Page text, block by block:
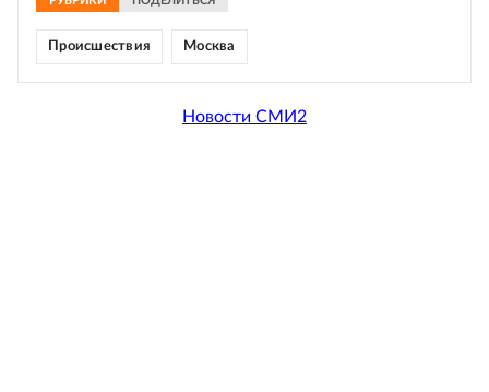
Происшествия Москва
Новости СМИ2